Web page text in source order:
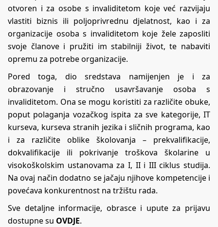
otvoren i za osobe s invaliditetom koje već razvijaju
vlastiti biznis ili poljoprivrednu djelatnost, kao i za
organizacije osoba s invaliditetom koje žele zaposliti
svoje članove i pružiti im stabilniji život, te nabaviti
opremu za potrebe organizacije.
Pored toga, dio sredstava namijenjen je i za
obrazovanje i stručno usavršavanje osoba s
invaliditetom. Ona se mogu koristiti za različite obuke,
poput polaganja vozačkog ispita za sve kategorije, IT
kurseva, kurseva stranih jezika i sličnih programa, kao
i za različite oblike školovanja – prekvalifikacije,
dokvalifikacije ili pokrivanje troškova školarine u
visokoškolskim ustanovama za I, II i III ciklus studija.
Na ovaj način dodatno se jačaju njihove kompetencije i
povećava konkurentnost na tržištu rada.
Sve detaljne informacije, obrasce i upute za prijavu
dostupne su OVDJE.